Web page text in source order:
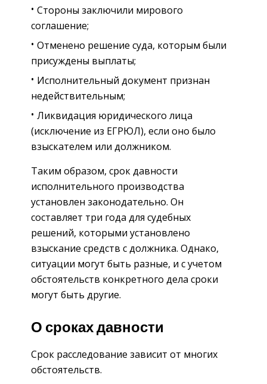
Стороны заключили мирового
соглашение;
Отменено решение суда, которым были
присуждены выплаты;
Исполнительный документ признан
недействительным;
Ликвидация юридического лица
(исключение из ЕГРЮЛ), если оно было
взыскателем или должником.
Таким образом, срок давности
исполнительного производства
установлен законодательно. Он
составляет три года для судебных
решений, которыми установлено
взыскание средств с должника. Однако,
ситуации могут быть разные, и с учетом
обстоятельств конкретного дела сроки
могут быть другие.
О сроках давности
Срок расследование зависит от многих
обстоятельств.